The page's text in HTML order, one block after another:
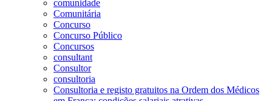
comunidade
Comunitária
Concurso
Concurso Público
Concursos
consultant
Consultor
consultoria
Consultoria e registo gratuitos na Ordem dos Médicos